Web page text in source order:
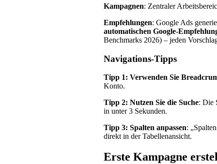
Kampagnen: Zentraler
Empfehlungen: Google Ads
automatischen Google-
Benchmarks 2026) – jeden
Navigations-Tipps
Tipp 1: Verwenden Sie
Konto.
Tipp 2: Nutzen Sie die Suche: Die
in unter 3 Sekunden.
Tipp 3: Spalten anpassen:
direkt in der Tabellenansicht.
Erste Kampagne